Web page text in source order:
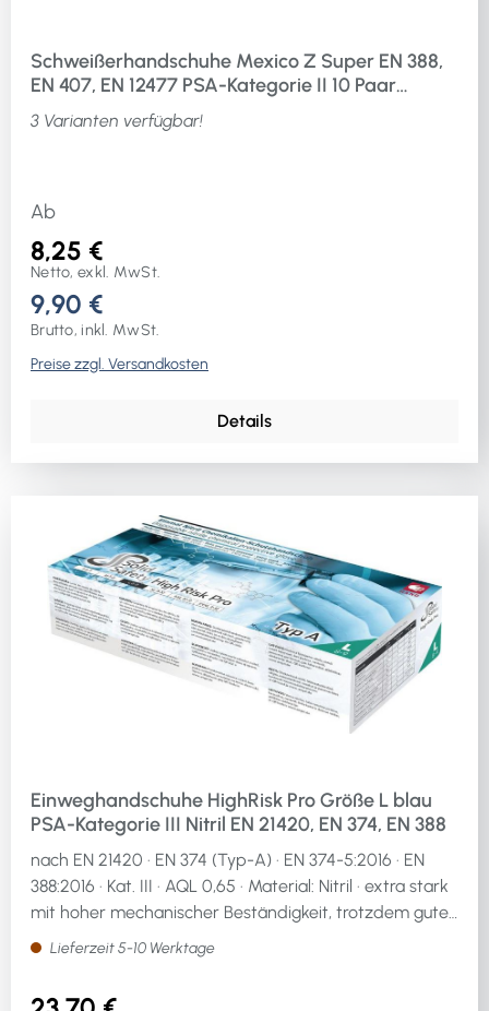
Schweißerhandschuhe Mexico Z Super EN 388,
EN 407, EN 12477 PSA-Kategorie II 10 Paar
TECWERK TW 6587
3 Varianten verfügbar!
Ab
8,25 €
Netto, exkl. MwSt.
9,90 €
Brutto, inkl. MwSt.
Preise zzgl. Versandkosten
Details
Einweghandschuhe HighRisk Pro Größe L blau
PSA-Kategorie III Nitril EN 21420, EN 374, EN 388
nach EN 21420 · EN 374 (Typ-A) · EN 374-5:2016 · EN
388:2016 · Kat. III · AQL 0,65 · Material: Nitril · extra stark
mit hoher mechanischer Beständigkeit, trotzdem gutes
Tastempfinden und hohe Flexibilität · ausgezeichnete
chemische Beständigkeit · nachgewiesene
Lieferzeit 5-10 Werktage